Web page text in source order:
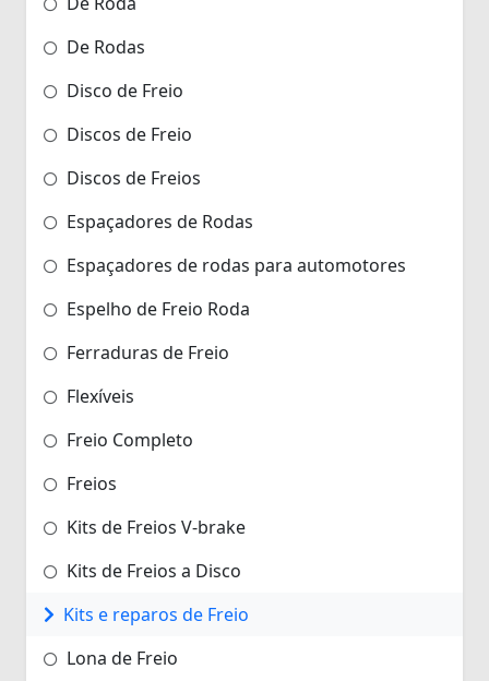
De Rodas
Disco de Freio
Discos de Freio
Discos de Freios
Espaçadores de Rodas
Espaçadores de rodas para automotores
Espelho de Freio Roda
Ferraduras de Freio
Flexíveis
Freio Completo
Freios
Kits de Freios V-brake
Kits de Freios a Disco
Kits e reparos de Freio
Lona de Freio